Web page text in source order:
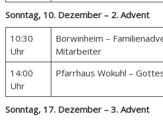
Sonntag, 10. Dezember – 2. Advent
10:30
Uhr
Borwinheim –
Mitarbeiter
14:00
Uhr
Pfarrhaus Wokuhl –
Sonntag, 17. Dezember – 3. Advent